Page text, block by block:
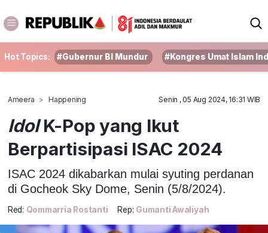
Hot Topics: #Gubernur BI Mundur #Kongres Umat Islam
Ameera Happening Senin , 05 Aug 2024, 16:31 WIB
IdolK-Pop yang Ikut
Berpartisipasi ISAC 2024
ISAC 2024 dikabarkan mulai syuting perdanan
di Gocheok Sky Dome, Senin (5/8/2024).
Red: Qommarria Rostanti Rep: Gumanti Awaliyah